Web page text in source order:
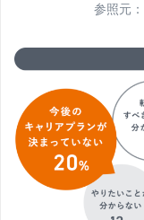
参照元：